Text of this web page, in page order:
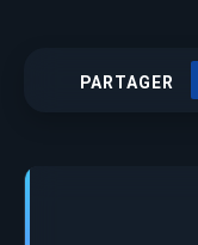
PARTAGER